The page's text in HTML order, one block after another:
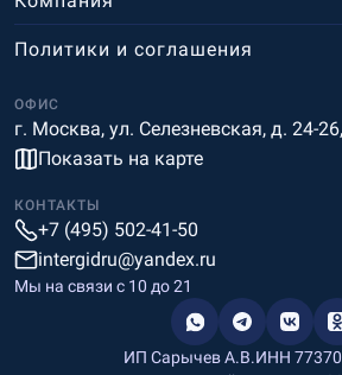
ОФИС
г. Москва, ул. Селезневская, д. 24-
Показать на карте
Политики и соглашения
КОНТАКТЫ
+7 (495) 502-41-50
intergidru@yandex.ru
Мы на связи c 10 до 21
ИП Сарычев А.В.ИНН